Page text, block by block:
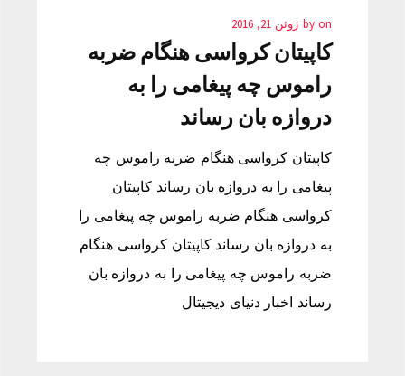
by on ژوئن 21, 2016
کاپیتان کرواسی هنگام ضربه
راموس چه پیغامی را به
دروازه بان رساند
کاپیتان کرواسی هنگام ضربه راموس چه
پیغامی را به دروازه بان رساند کاپیتان
کرواسی هنگام ضربه راموس چه پیغامی را
به دروازه بان رساند کاپیتان کرواسی هنگام
ضربه راموس چه پیغامی را به دروازه بان
رساند اخبار دنیای دیجیتال